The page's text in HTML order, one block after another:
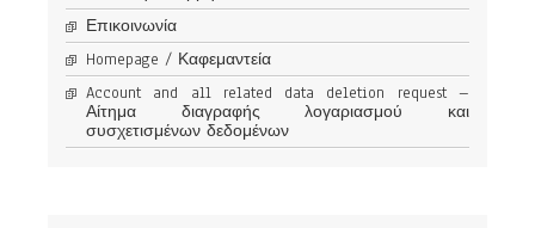
Επικοινωνία
Homepage / Καφεμαντεία
Account and all related data deletion request –
Αίτημα διαγραφής λογαριασμού και
συσχετισμένων δεδομένων